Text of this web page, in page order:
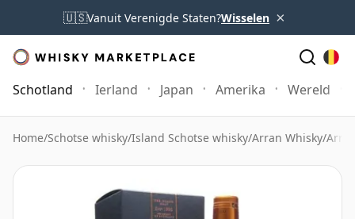
🇺🇸Vanuit Verenigde Staten?Wisselen ×
Schotland Ierland Japan Amerika Wereld
Home/Schotse whisky/Island Schotse whisky/Arran Whisky/